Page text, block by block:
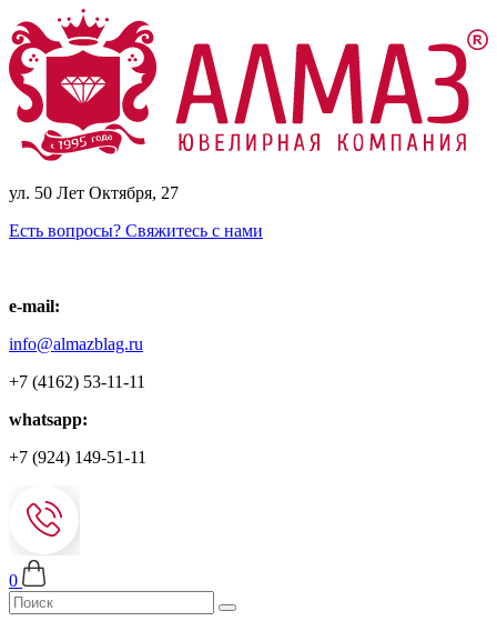
ул. 50 Лет Октября, 27
Есть вопросы? Свяжитесь с нами
e-mail:
info@almazblag.ru
+7 (4162) 53-11-11
whatsapp:
+7 (924) 149-51-11
0